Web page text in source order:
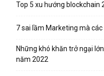
Top 5 xu hướng blockchain
7 sai lầm Marketing mà
Những khó khăn trở ngại
năm 2022